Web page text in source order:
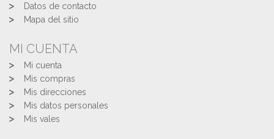
Datos de contacto
Mapa del sitio
MI CUENTA
Mi cuenta
Mis compras
Mis direcciones
Mis datos personales
Mis vales